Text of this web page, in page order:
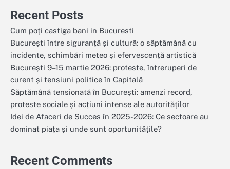
Recent Posts
Cum poți castiga bani in Bucuresti
București între siguranță și cultură: o săptămână cu
incidente, schimbări meteo și efervescență artistică
București 9–15 martie 2026: proteste, întreruperi de
curent și tensiuni politice în Capitală
Săptămână tensionată în București: amenzi record,
proteste sociale și acțiuni intense ale autorităților
Idei de Afaceri de Succes în 2025-2026: Ce sectoare au
dominat piața și unde sunt oportunitățile?
Recent Comments